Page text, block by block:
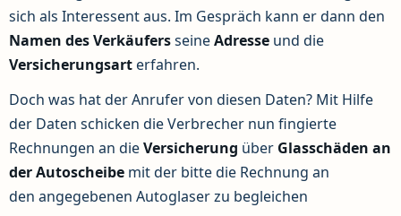
sich als Interessent aus. Im Gespräch kann er dann den
Namen des VerkäufersseineAdresse und die
Versicherungsarterfahren.
Doch was hat der Anrufer von diesen Daten? Mit Hilfe
der Daten schicken die Verbrecher nun fingierte
Rechnungen an dieVersicherung über Glasschäden an
der Autoscheibe mit der bitte die Rechnung an
den angegebenen Autoglaser zu begleichen